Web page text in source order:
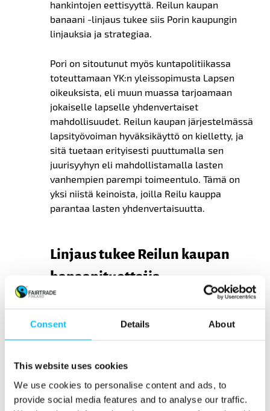
Consent Details About
This website uses cookies
We use cookies to personalise content and ads, to
provide social media features and to analyse our traffic.
hankintojen eettisyyttä. Reilun kaupan
banaani -linjaus tukee siis Porin kaupungin
linjauksia ja strategiaa.
Pori on sitoutunut myös kuntapolitiikassa
toteuttamaan YK:n yleissopimusta Lapsen
oikeuksista, eli muun muassa tarjoamaan
jokaiselle lapselle yhdenvertaiset
mahdollisuudet. Reilun kaupan järjestelmässä
lapsityövoiman hyväksikäyttö on kielletty, ja
sitä tuetaan erityisesti puuttumalla sen
juurisyyhyn eli mahdollistamalla lasten
vanhempien parempi toimeentulo. Tämä on
yksi niistä keinoista, joilla Reilu kauppa
parantaa lasten yhdenvertaisuutta.
Linjaus tukee Reilun kaupan
banaanituottajia
missä syödään vuosittain liki 70 000 kiloa
Reilun kaupan banaaneja. Tämä vastaa noin 70
banaaneista. Mitä suuremmat myynnit, sitä
enemmän ja useammalle Reilun kaupan
tuottajalle hyötyä kertyy. Reilun kaupan